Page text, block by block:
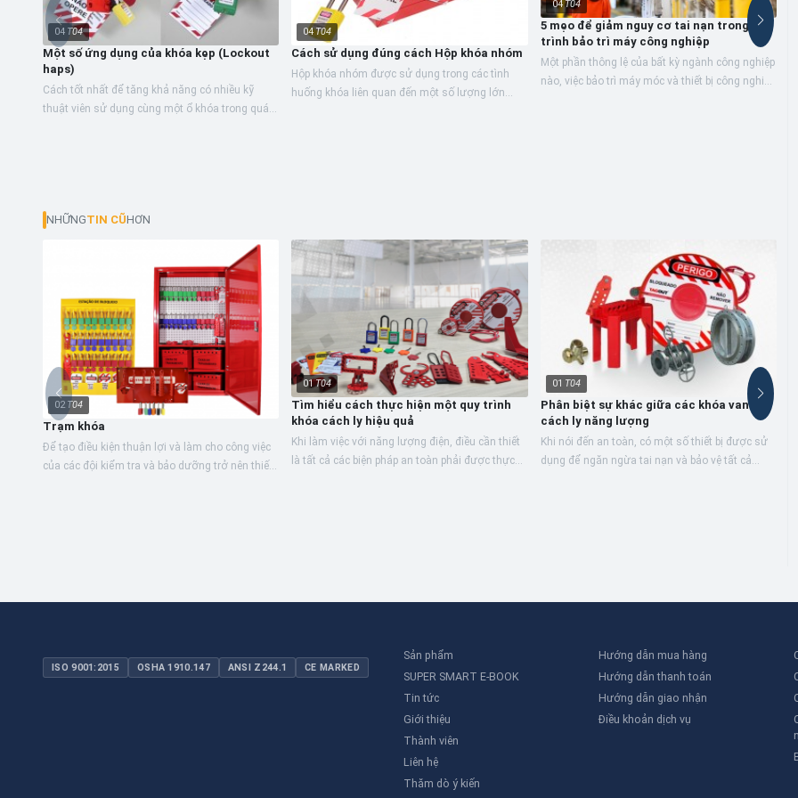
04 T04
Một số ứng dụng của khóa kẹp (Lockout
haps)
Cách tốt nhất để tăng khả năng có nhiều kỹ
thuật viên sử dụng cùng một ổ khóa trong quá
04T04
Cách sử dụng đúng cách Hộp khóa nhóm
Hộp khóa nhóm được sử dụng trong các tình
huống khóa liên quan đến một số lượng lớn
04T04
5 mẹo để giảm nguy cơ tai nạn trong quá
trình bảo trì máy công nghiệp
Một phần thông lệ của bất kỳ ngành công nghiệp
nào, việc bảo trì máy móc và thiết bị công nghiệp
NHỮNGTIN CŨHƠN
02 T04
Trạm khóa
Để tạo điều kiện thuận lợi và làm cho công việc
của các đội kiểm tra và bảo dưỡng trở nên thiết
01T04
Tìm hiểu cách thực hiện một quy trình
khóa cách ly hiệu quả
Khi làm việc với năng lượng điện, điều cần thiết
là tất cả các biện pháp an toàn phải được thực
01 T04
Phân biệt sự khác giữa các khóa van
cách ly năng lượng
Khi nói đến an toàn, có một số thiết bị được sử
dụng để ngăn ngừa tai nạn và bảo vệ tất cả
ISO 9001:2015 OSHA 1910.147 ANSI Z244.1 CE MARKED
Sản phẩm
SUPER SMART E-BOOK
Tin tức
Giới thiệu
Thành viên
Liên hệ
Thăm dò ý kiến
Hướng dẫn mua hàng
Hướng dẫn thanh toán
Hướng dẫn giao nhận
Điều khoản dịch vụ